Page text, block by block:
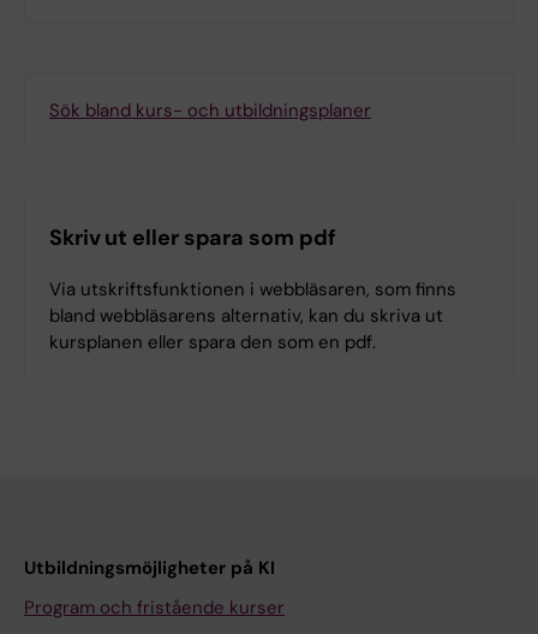
Sök bland kurs- och utbildningsplaner
Skriv ut eller spara som pdf
Via utskriftsfunktionen i webbläsaren, som finns
bland webbläsarens alternativ, kan du skriva ut
kursplanen eller spara den som en pdf.
Utbildningsmöjligheter på KI
Program och fristående kurser